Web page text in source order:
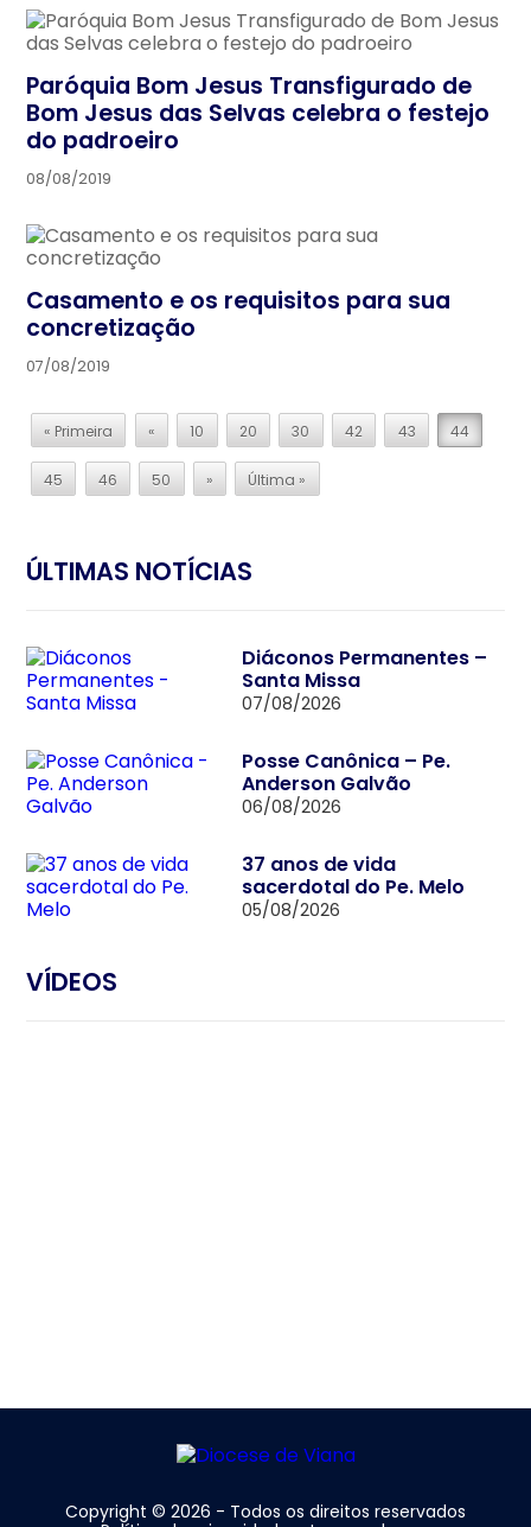
Paróquia Bom Jesus Transfigurado de
Bom Jesus das Selvas celebra o festejo
do padroeiro
08/08/2019
Casamento e os requisitos para sua
concretização
07/08/2019
« Primeira « 10 20 30 42 43 44
45 46 50 » Última »
ÚLTIMAS NOTÍCIAS
Diáconos Permanentes –
Santa Missa
07/08/2026
Posse Canônica – Pe.
Anderson Galvão
06/08/2026
37 anos de vida
sacerdotal do Pe. Melo
05/08/2026
VÍDEOS
Copyright © 2026 - Todos os direitos reservados